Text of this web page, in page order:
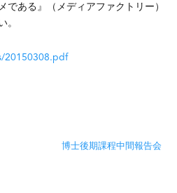
である』（メディアファクトリー）
。
20150308.pdf
博士後期課程中間報告会